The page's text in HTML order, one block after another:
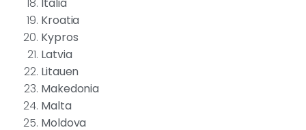
Italia
Kroatia
Kypros
Latvia
Litauen
Makedonia
Malta
Moldova